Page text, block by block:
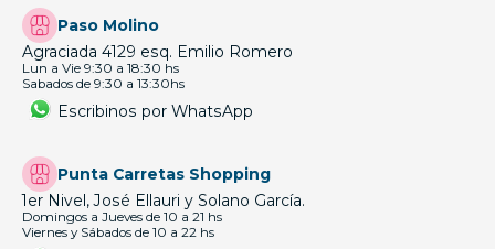
Paso Molino
Agraciada 4129 esq. Emilio Romero
Lun a Vie 9:30 a 18:30 hs
Sabados de 9:30 a 13:30hs
Escribinos por WhatsApp
Punta Carretas Shopping
1er Nivel, José Ellauri y Solano García.
Domingos a Jueves de 10 a 21 hs
Viernes y Sábados de 10 a 22 hs